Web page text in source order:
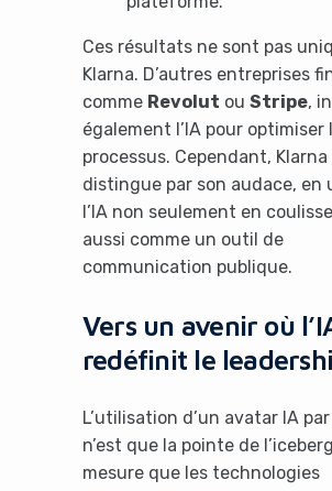
Ces résultats ne sont pas
Klarna. D’autres entreprises
comme Revolut ou Stripe,
également l’IA pour optimiser
processus. Cependant, Klarna
distingue par son audace, en
l’IA non seulement en
aussi comme un outil de
communication publique.
Vers un avenir où
redéfinit le
L’utilisation d’un avatar IA par
n’est que la pointe de
mesure que les technologies
It looks like
using an ad-